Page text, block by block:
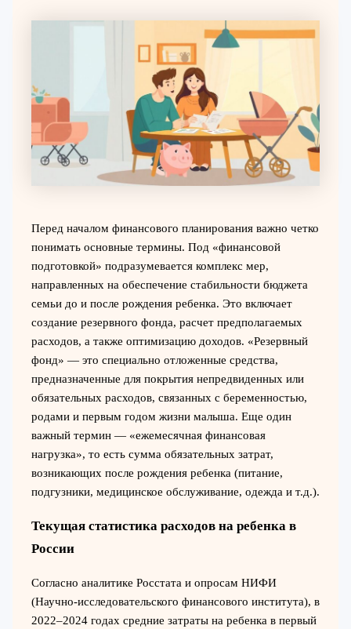
Перед началом финансового планирования важно четко
понимать основные термины. Под «финансовой
подготовкой» подразумевается комплекс мер,
направленных на обеспечение стабильности бюджета
семьи до и после рождения ребенка. Это включает
создание резервного фонда, расчет предполагаемых
расходов, а также оптимизацию доходов. «Резервный
фонд» — это специально отложенные средства,
предназначенные для покрытия непредвиденных или
обязательных расходов, связанных с беременностью,
родами и первым годом жизни малыша. Еще один
важный термин — «ежемесячная финансовая
нагрузка», то есть сумма обязательных затрат,
возникающих после рождения ребенка (питание,
подгузники, медицинское обслуживание, одежда и т.д.).
Текущая статистика расходов на ребенка в
России
Согласно аналитике Росстата и опросам НИФИ
(Научно-исследовательского финансового института), в
2022–2024 годах средние затраты на ребенка в первый